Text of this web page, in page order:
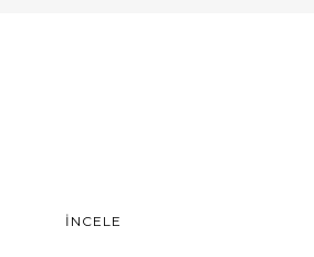
İNCELE